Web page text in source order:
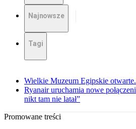
Najnowsze
Tagi
Wielkie Muzeum Egipskie
Ryanair uruchamia nowe
nikt tam nie latał”
Promowane treści